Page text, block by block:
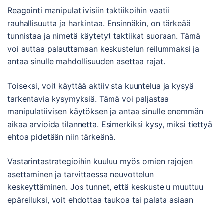
Reagointi manipulatiivisiin taktiikoihin vaatii
rauhallisuutta ja harkintaa. Ensinnäkin, on tärkeää
tunnistaa ja nimetä käytetyt taktiikat suoraan. Tämä
voi auttaa palauttamaan keskustelun reilummaksi ja
antaa sinulle mahdollisuuden asettaa rajat.
Toiseksi, voit käyttää aktiivista kuuntelua ja kysyä
tarkentavia kysymyksiä. Tämä voi paljastaa
manipulatiivisen käytöksen ja antaa sinulle enemmän
aikaa arvioida tilannetta. Esimerkiksi kysy, miksi tiettyä
ehtoa pidetään niin tärkeänä.
Vastarintastrategioihin kuuluu myös omien rajojen
asettaminen ja tarvittaessa neuvottelun
keskeyttäminen. Jos tunnet, että keskustelu muuttuu
epäreiluksi, voit ehdottaa taukoa tai palata asiaan